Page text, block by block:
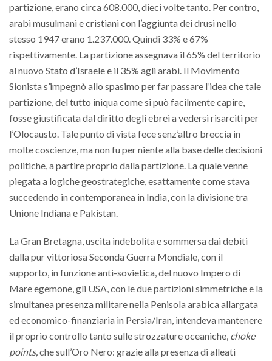
partizione, erano circa 608.000, dieci volte tanto. Per contro,
arabi musulmani e cristiani con l’aggiunta dei drusi nello
stesso 1947 erano 1.237.000. Quindi 33% e 67%
rispettivamente. La partizione assegnava il 65% del territorio
al nuovo Stato d’Israele e il 35% agli arabi. Il Movimento
Sionista s’impegnò allo spasimo per far passare l’idea che tale
partizione, del tutto iniqua come si può facilmente capire,
fosse giustificata dal diritto degli ebrei a vedersi risarciti per
l’Olocausto. Tale punto di vista fece senz’altro breccia in
molte coscienze, ma non fu per niente alla base delle decisioni
politiche, a partire proprio dalla partizione. La quale venne
piegata a logiche geostrategiche, esattamente come stava
succedendo in contemporanea in India, con la divisione tra
Unione Indiana e Pakistan.
La Gran Bretagna, uscita indebolita e sommersa dai debiti
dalla pur vittoriosa Seconda Guerra Mondiale, con il
supporto, in funzione anti-sovietica, del nuovo Impero di
Mare egemone, gli USA, con le due partizioni simmetriche e la
simultanea presenza militare nella Penisola arabica allargata
ed economico-finanziaria in Persia/Iran, intendeva mantenere
il proprio controllo tanto sulle strozzature oceaniche, choke
points,che sull’Oro Nero: grazie alla presenza di alleati